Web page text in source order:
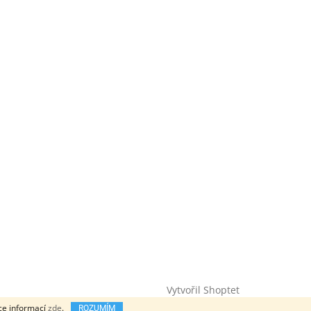
informacízde. ROZUMÍM
Vytvořil Shoptet